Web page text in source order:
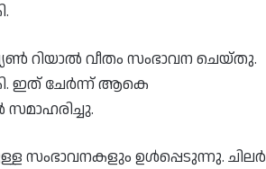
റിയാൽ വീതം സംഭാവന ചെയ്തു.
ഇത് ചേർന്ന് ആകെ
സംഭാവനകളും ഉൾപ്പെടുന്നു. ചിലർ